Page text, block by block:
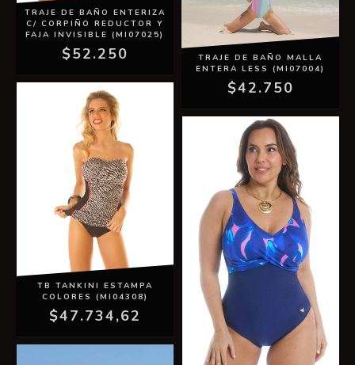
TRAJE DE BAÑO ENTERIZA
C/ CORPIÑO REDUCTOR Y
FAJA INVISIBLE (MI07025)
$52.250
TB TANKINI ESTAMPA
COLORES (MI04308)
$47.734,62
TRAJE DE BAÑO MALLA
ENTERA LESS (MI07004)
$42.750